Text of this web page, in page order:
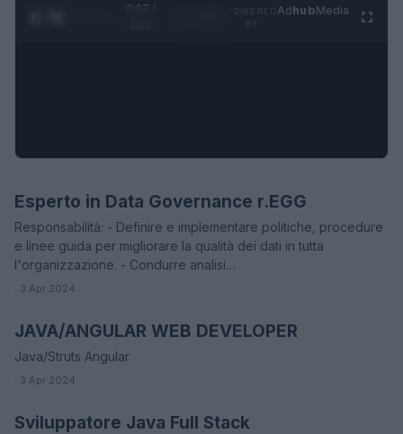
0:28 /
AdhubMedia
OFFERTE DI LAVORO
Esperto in Data Governance r.EGG
Responsabilità: - Definire e implementare politiche, procedure
e linee guida per migliorare la qualità dei dati in tutta
l'organizzazione. - Condurre analisi…
· 3 Apr 2024
OFFERTE DI LAVORO
JAVA/ANGULAR WEB DEVELOPER
Java/Struts Angular
· 3 Apr 2024
OFFERTE DI LAVORO
Sviluppatore Java Full Stack